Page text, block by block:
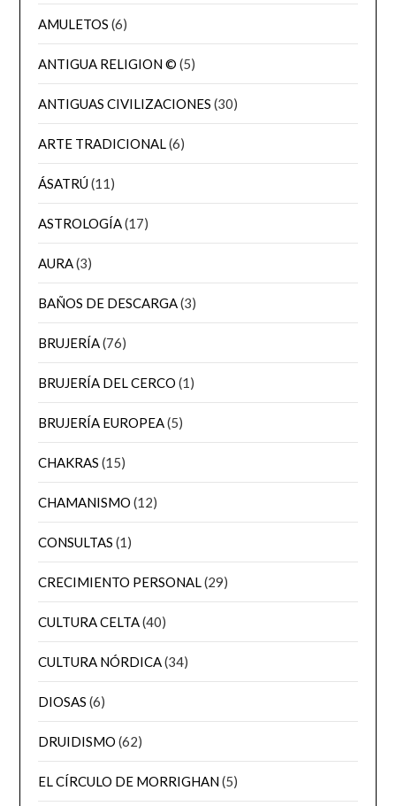
AMULETOS (6)
ANTIGUA RELIGION © (5)
ANTIGUAS CIVILIZACIONES (30)
ARTE TRADICIONAL(6)
ÁSATRÚ(11)
ASTROLOGÍA(17)
AURA(3)
BAÑOS DE DESCARGA(3)
BRUJERÍA(76)
BRUJERÍA DEL CERCO (1)
BRUJERÍA EUROPEA(5)
CHAKRAS (15)
CHAMANISMO (12)
CONSULTAS (1)
CRECIMIENTO PERSONAL(29)
CULTURA CELTA(40)
CULTURA NÓRDICA(34)
DIOSAS (6)
DRUIDISMO (62)
EL CÍRCULO DE MORRIGHAN(5)